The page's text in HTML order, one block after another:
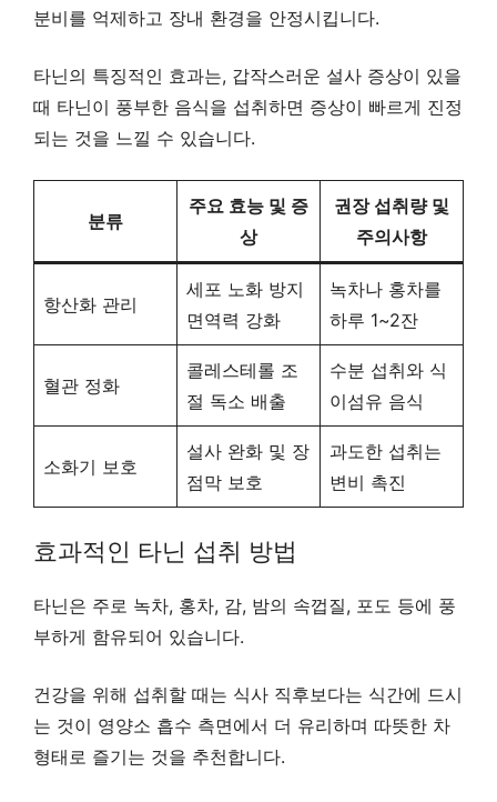
분비를 억제하고 장내 환경을 안정시킵니다.
타닌의 특징적인 효과는, 갑작스러운 설사 증상이 있을
때 타닌이 풍부한 음식을 섭취하면 증상이 빠르게 진정
되는 것을 느낄 수 있습니다.
분류
주요 효능 및 증
상
권장 섭취량 및
주의사항
항산화 관리
세포 노화 방지
면역력 강화
녹차나 홍차를
하루 1~2잔
혈관 정화
콜레스테롤 조
절 독소 배출
수분 섭취와 식
이섬유 음식
소화기 보호
설사 완화 및 장
점막 보호
과도한 섭취는
변비 촉진
효과적인 타닌 섭취 방법
타닌은 주로 녹차, 홍차, 감, 밤의 속껍질, 포도 등에 풍
부하게 함유되어 있습니다.
건강을 위해 섭취할 때는 식사 직후보다는 식간에 드시
는 것이 영양소 흡수 측면에서 더 유리하며 따뜻한 차
형태로 즐기는 것을 추천합니다.